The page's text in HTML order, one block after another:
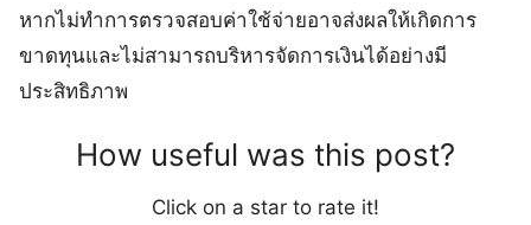
หากไม่ทำการตรวจสอบค่าใช้จ่ายอาจส่งผลให้เกิดการ
ขาดทุนและไม่สามารถบริหารจัดการเงินได้อย่างมี
ประสิทธิภาพ
How useful was this post?
Click on a star to rate it!